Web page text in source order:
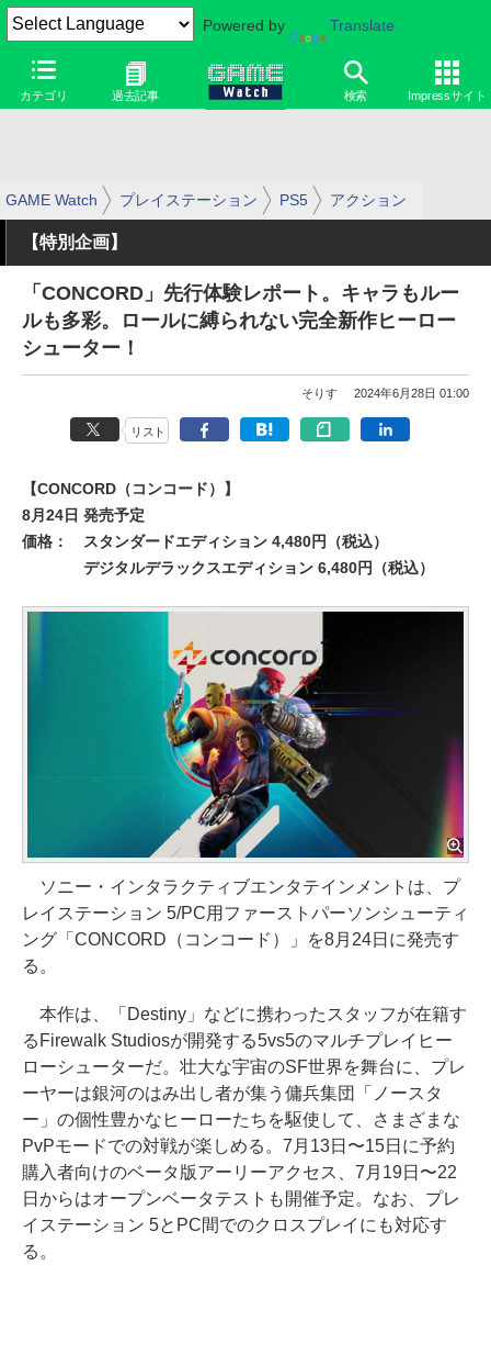
Powered by Translate
カテゴリ 過去記事 検索 Impressサイト
GAME Watch プレイステーション PS5 アクション
【特別企画】
「CONCORD」先行体験レポート。キャラもルー
ルも多彩。ロールに縛られない完全新作ヒーロー
シューター！
そりす 2024年6月28日 01:00
リスト
【CONCORD（コンコード）】
8月24日 発売予定
価格：
スタンダードエディション 4,480円（税込）
デジタルデラックスエディション 6,480円（税込）
ソニー・インタラクティブエンタテインメントは、プ
レイステーション 5/PC用ファーストパーソンシューティ
ング「CONCORD（コンコード）」を8月24日に発売す
る。
本作は、「Destiny」などに携わったスタッフが在籍す
るFirewalk Studiosが開発する5vs5のマルチプレイヒー
ローシューターだ。壮大な宇宙のSF世界を舞台に、プレ
ーヤーは銀河のはみ出し者が集う傭兵集団「ノースタ
ー」の個性豊かなヒーローたちを駆使して、さまざまな
PvPモードでの対戦が楽しめる。7月13日〜15日に予約
購入者向けのベータ版アーリーアクセス、7月19日〜22
日からはオープンベータテストも開催予定。なお、プレ
イステーション 5とPC間でのクロスプレイにも対応す
る。